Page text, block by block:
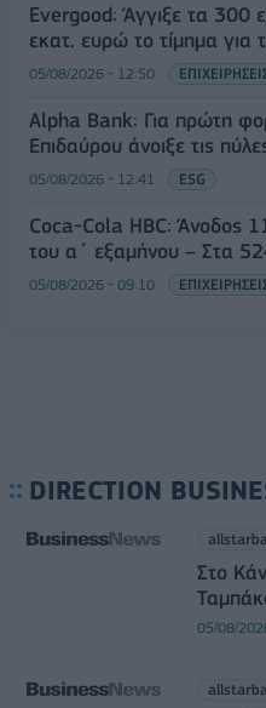
Evergood: Άγγιξε τα 300
εκατ. ευρώ το τίμημα
05/08/2026 - 12:50
Alpha Bank: Για πρώτη
Επιδαύρου άνοιξε τις
05/08/2026 - 12:41 ESG
Coca-Cola HBC: Άνοδος
του α΄ εξαμήνου – Στα
05/08/2026 - 09:10
DIRECTION
Στο
05/08/